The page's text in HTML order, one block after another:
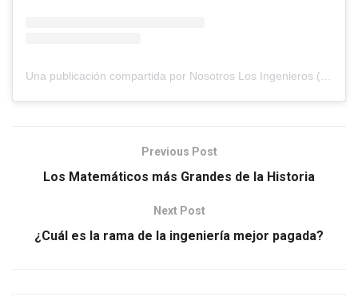
Previous Post
Los Matemáticos más Grandes de la Historia
Next Post
¿Cuál es la rama de la ingeniería mejor pagada?